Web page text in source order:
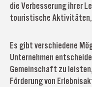
die Verbesserung ihrer
touristische
Es gibt verschiedene
Unternehmen
Gemeinschaft zu
Förderung von